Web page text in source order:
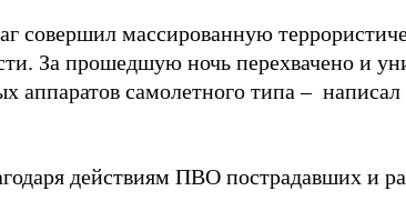
совершил массированную
За прошедшую ночь перехвачено и
аппаратов самолетного типа – написал
действиям ПВО пострадавших и